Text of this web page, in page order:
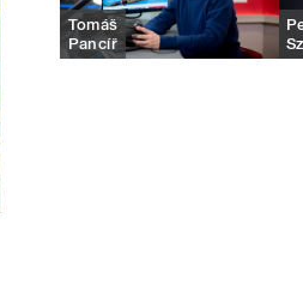
Tomáš
Pancíř